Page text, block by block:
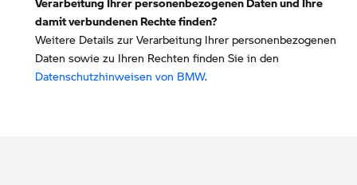
damit verbundenen Rechte finden?
Weitere Details zur Verarbeitung Ihrer personenbezogenen
Daten sowie zu Ihren Rechten finden Sie in den
Datenschutzhinweisen von BMW.